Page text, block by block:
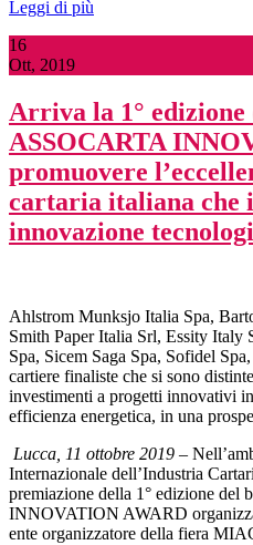
Leggi di più
16
Ott, 2019
Arriva la 1°
ASSOCARTA
promuovere
cartaria italiana che
innovazione
Ahlstrom Munksjo Italia Spa,
Smith Paper Italia Srl, Essity Italy
Spa, Sicem Saga Spa, Sofidel
cartiere finaliste che si sono
investimenti a progetti innovativi
efficienza energetica, in una
Lucca, 11 ottobre 2019 –
Internazionale dell’Industria
premiazione della 1° edizione del
INNOVATION AWARD
ente organizzatore della fiera